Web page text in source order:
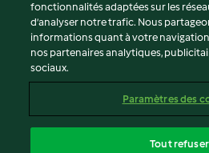
© Copyright 2026
Conditions d'utilisation
Politique de confidentialité
Mentions légales
fonctionnalités adaptées sur les
d’analyser notre trafic. Nous
informations quant à votre
nos partenaires analytiques,
sociaux.
Paramètres des
Tout refuser